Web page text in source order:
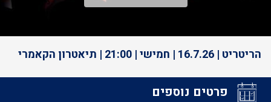
הריטריט | 16.7.26 | חמישי | 21:00 | תיאטרון הקאמרי
פרטים נוספים